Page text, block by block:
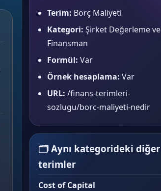
Terim: Borç Maliyeti
Kategori: Şirket Değerleme ve
Finansman
Formül: Var
Örnek hesaplama: Var
URL: /finans-terimleri-
sozlugu/borc-maliyeti-nedir
🗂 Aynı kategorideki diğer
terimler
Cost of Capital